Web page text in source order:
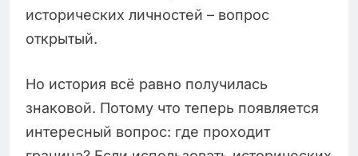
исторических личностей – вопрос
открытый.
Но история всё равно получилась
знаковой. Потому что теперь появляется
интересный вопрос: где проходит